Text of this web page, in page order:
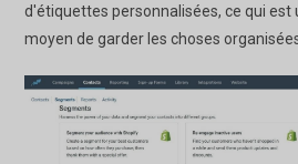
d'étiquettes personnalisées, ce qui est
moyen de garder les choses